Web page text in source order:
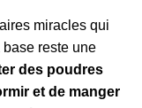
miracles qui
base reste une
des poudres
et de manger